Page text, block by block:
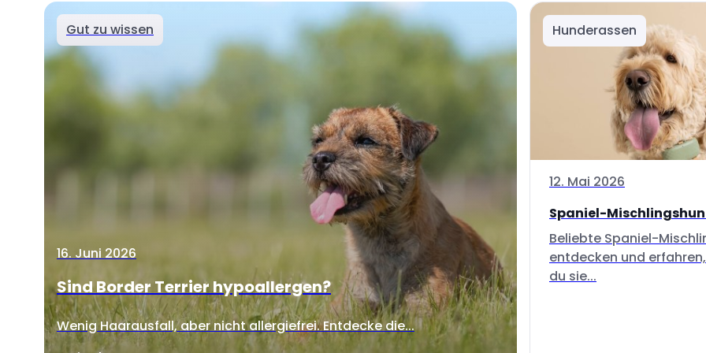
Gut zu wissen
16. Juni 2026
Sind Border Terrier hypoallergen?
Wenig Haarausfall, aber nicht allergiefrei. Entdecke die...
Hunderassen
12. Mai 2026
Spaniel-
Beliebte Spaniel-
entdecken und
du sie...